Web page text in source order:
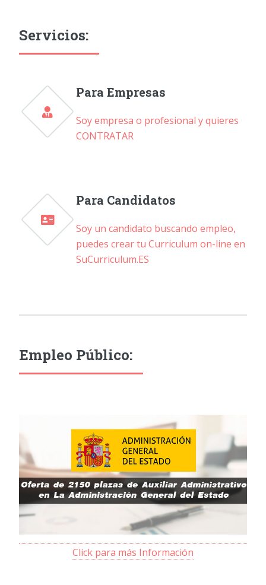
Servicios:
Para Empresas
Soy empresa o profesional y quieres
CONTRATAR
Para Candidatos
Soy un candidato buscando empleo,
puedes crear tu Curriculum on-line en
SuCurriculum.ES
Empleo Público:
Click para más Información